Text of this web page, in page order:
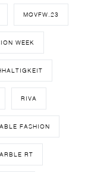
MQVFW.23
WEEK
RIVA
FASHION
RT